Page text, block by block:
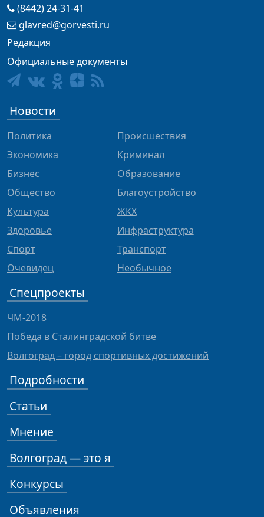
(8442) 24-31-41
glavred@gorvesti.ru
Редакция
Официальные документы
Новости
Политика
Экономика
Бизнес
Общество
Культура
Здоровье
Спорт
Очевидец
Происшествия
Криминал
Образование
Благоустройство
ЖКХ
Инфраструктура
Транспорт
Необычное
Спецпроекты
ЧМ-2018
Победа в Сталинградской битве
Волгоград – город спортивных достижений
Подробности
Статьи
Мнение
Волгоград — это я
Конкурсы
Объявления